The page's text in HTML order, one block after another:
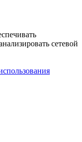
сетевой